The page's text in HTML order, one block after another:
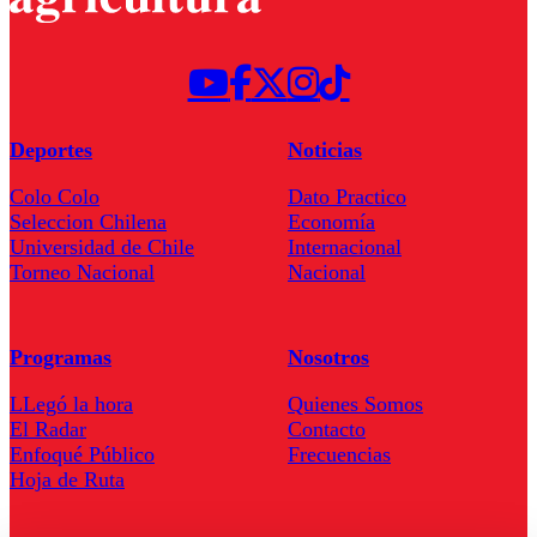
Deportes
Colo Colo
Seleccion Chilena
Universidad de Chile
Torneo Nacional
Noticias
Dato Practico
Economía
Internacional
Nacional
Programas
LLegó la hora
El Radar
Enfoqué Público
Hoja de Ruta
Nosotros
Quienes Somos
Contacto
Frecuencias